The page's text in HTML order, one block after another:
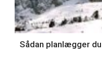
Sådan planlægger